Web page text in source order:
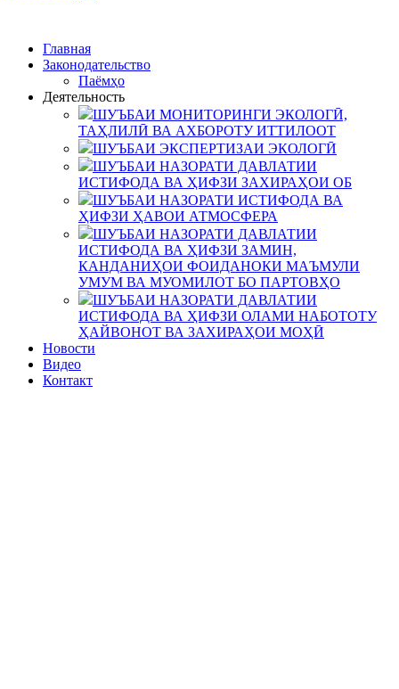
Главная
Законодательство
Паёмҳо
Деятельность
ШУЪБАИ МОНИТОРИНГИ ЭКОЛОГӢ,
ТАҲЛИЛӢ ВА АХБОРОТУ ИТТИЛООТ
ШУЪБАИ ЭКСПЕРТИЗАИ ЭКОЛОГӢ
ШУЪБАИ НАЗОРАТИ ДАВЛАТИИ
ИСТИФОДА ВА ҲИФЗИ ЗАХИРАҲОИ ОБ
ШУЪБАИ НАЗОРАТИ ИСТИФОДА ВА
ҲИФЗИ ҲАВОИ АТМОСФЕРА
ШУЪБАИ НАЗОРАТИ ДАВЛАТИИ
ИСТИФОДА ВА ҲИФЗИ ЗАМИН,
КАНДАНИҲОИ ФОИДАНОКИ МАЪМУЛИ
УМУМ ВА МУОМИЛОТ БО ПАРТОВҲО
ШУЪБАИ НАЗОРАТИ ДАВЛАТИИ
ИСТИФОДА ВА ҲИФЗИ ОЛАМИ НАБОТОТУ
ҲАЙВОНОТ ВА ЗАХИРАҲОИ МОҲӢ
Новости
Видео
Контакт